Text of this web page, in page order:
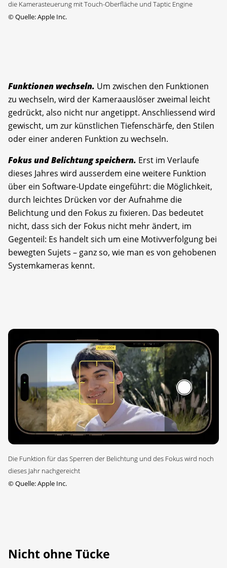
die Kamerasteuerung mit Touch-Oberfläche und Taptic Engine
©Quelle: Apple Inc.
Funktionen wechseln. Um zwischen den Funktionen
zu wechseln, wird der Kameraauslöser zweimal leicht
gedrückt, also nicht nur angetippt. Anschliessend wird
gewischt, um zur künstlichen Tiefenschärfe, den Stilen
oder einer anderen Funktion zu wechseln.
Fokus und Belichtung speichern. Erst im Verlaufe
dieses Jahres wird ausserdem eine weitere Funktion
über ein Software-Update eingeführt: die Möglichkeit,
durch leichtes Drücken vor der Aufnahme die
Belichtung und den Fokus zu fixieren. Das bedeutet
nicht, dass sich der Fokus nicht mehr ändert, im
Gegenteil: Es handelt sich um eine Motivverfolgung bei
bewegten Sujets – ganz so, wie man es von gehobenen
Systemkameras kennt.
Die Funktion für das Sperren der Belichtung und des Fokus wird noch
dieses Jahr nachgereicht
©Quelle: Apple Inc.
Nicht ohne Tücke